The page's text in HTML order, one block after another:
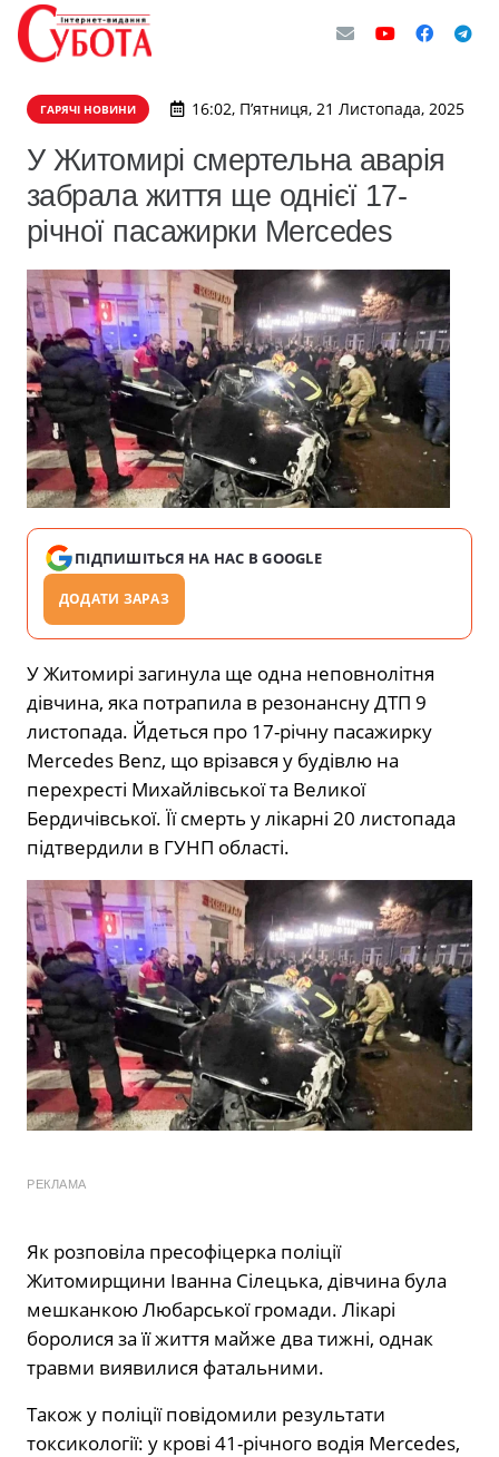
ГАРЯЧІ НОВИНИ 16:02, П’ятниця, 21 Листопада, 2025
У Житомирі смертельна аварія
забрала життя ще однієї 17-
річної пасажирки Mercedes
ПІДПИШІТЬСЯ НА НАС В GOOGLE
ДОДАТИ ЗАРАЗ
У Житомирі загинула ще одна неповнолітня
дівчина, яка потрапила в резонансну ДТП 9
листопада. Йдеться про 17-річну пасажирку
Mercedes Benz, що врізався у будівлю на
перехресті Михайлівської та Великої
Бердичівської. Її смерть у лікарні 20 листопада
підтвердили в ГУНП області.
РЕКЛАМА
Як розповіла пресофіцерка поліції
Житомирщини Іванна Сілецька, дівчина була
мешканкою Любарської громади. Лікарі
боролися за її життя майже два тижні, однак
травми виявилися фатальними.
Також у поліції повідомили результати
токсикології: у крові 41-річного водія Mercedes,